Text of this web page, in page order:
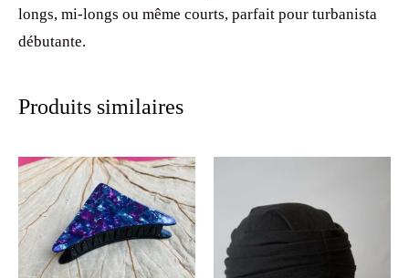
longs, mi-longs ou même courts, parfait pour turbanista
débutante.
Produits similaires